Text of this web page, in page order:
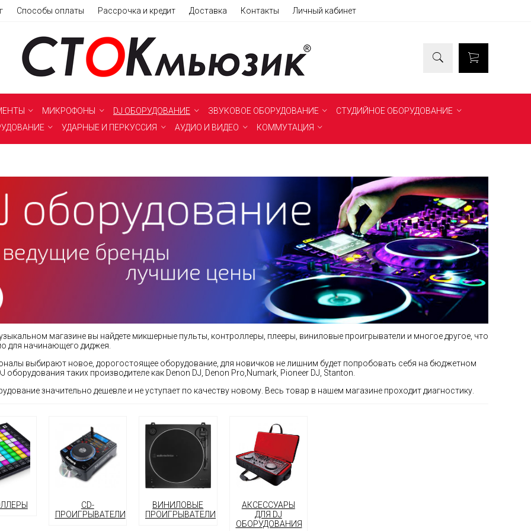
Способы оплаты Рассрочка и кредит Доставка Контакты Личный кабинет
МИКРОФОНЫ DJ ОБОРУДОВАНИЕ ЗВУКОВОЕ ОБОРУДОВАНИЕ
СТУДИЙНОЕ ОБОРУДОВАНИЕ
УДАРНЫЕ И ПЕРКУССИЯ АУДИО И ВИДЕО КОММУТАЦИЯ
магазине вы найдете микшерные пульты, контроллеры, плееры, виниловые проигрыватели и многое другое, что
для начинающего диджея.
выбирают новое, дорогостоящее оборудование, для новичков не лишним будет попробовать себя на бюджетном
оборудования таких производителе как Denon DJ, Denon Pro,Numark, Pioneеr DJ, Stanton.
значительно дешевле и не уступает по качеству новому. Весь товар в нашем магазине проходит диагностику.
CD-
ПРОИГРЫВАТЕЛИ
ВИНИЛОВЫЕ
ПРОИГРЫВАТЕЛИ
АКСЕССУАРЫ
ДЛЯ DJ
ОБОРУДОВАНИЯ